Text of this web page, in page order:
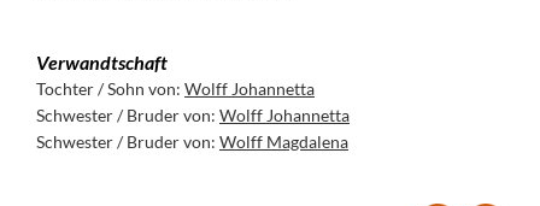
Verwandtschaft
Tochter / Sohn von: Wolff Johannetta
Schwester / Bruder von: Wolff Johannetta
Schwester / Bruder von: Wolff Magdalena